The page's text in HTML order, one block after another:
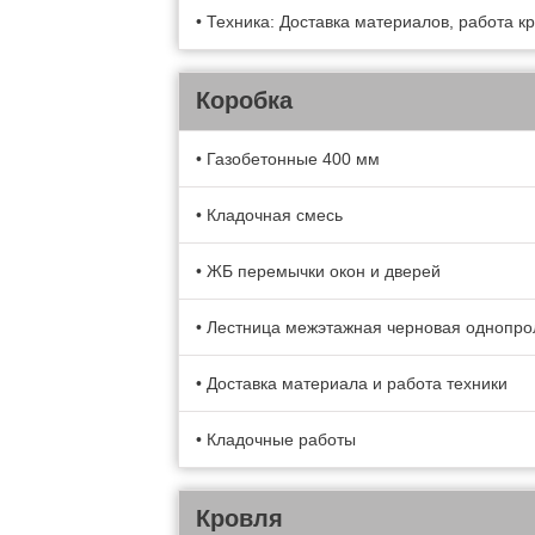
• Техника: Доставка материалов, работа
Коробка
• Газобетонные 400 мм
• Кладочная смесь
• ЖБ перемычки окон и дверей
• Лестница межэтажная черновая
• Доставка материала и работа техники
• Кладочные работы
Кровля